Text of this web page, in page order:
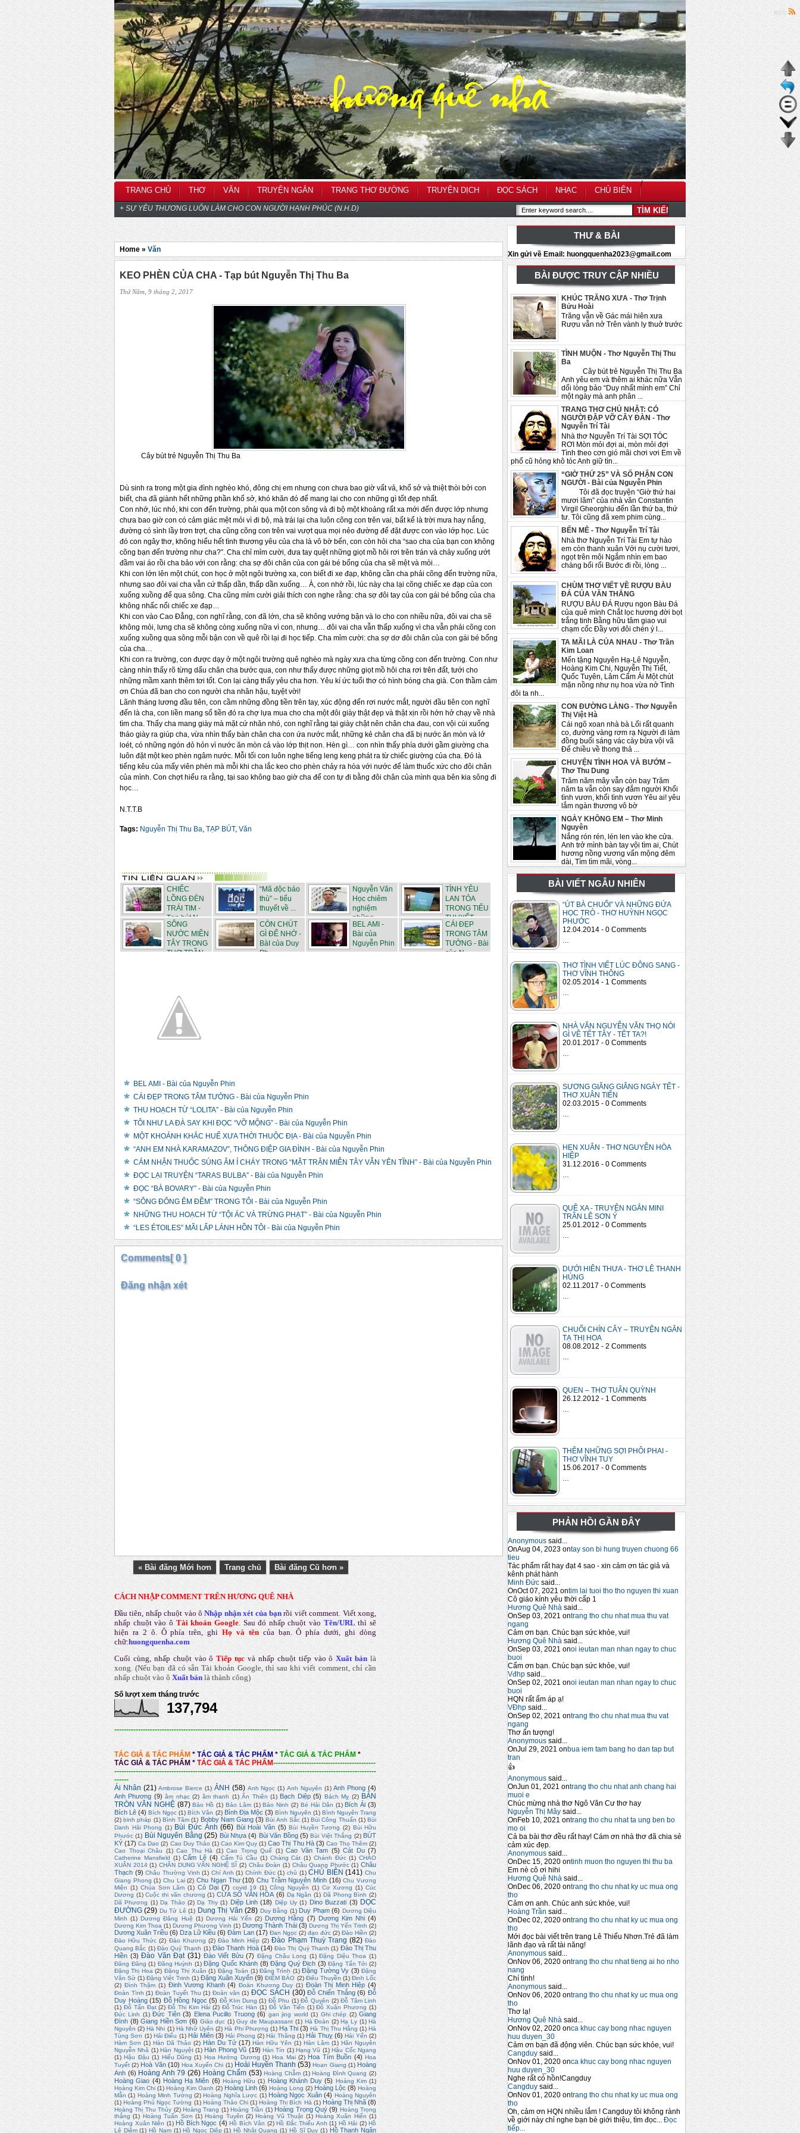
TRANG CHỦ THƠ VĂN TRUYỆN NGẮN TRANG THƠ ĐƯỜNG TRUYỆN DỊCH
/
ĐỌC SÁCH NHẠC CHỦ BIÊN
+ SỰ YÊU THƯƠNG LUÔN LÀM CHO CON NGƯỜI HẠNH PHÚC (N.H.D)
RSS
THƯ & BÀI
Xin gửi về Email: huongquenha2023@gmail.com
BÀI ĐƯỢC TRUY CẬP NHIỀU
KHÚC TRĂNG XƯA - Thơ Trịnh
Bửu Hoài
Trăng vẫn về Gác mái hiên xưa
Rượu vẫn nở Trên vành ly thuở trước
TÌNH MUỘN - Thơ Nguyễn Thị Thu
Ba
Cây bút trẻ Nguyễn Thị Thu Ba
Anh yêu em và thêm ai khác nữa Vẫn
dối lòng bảo “Duy nhất mình em” Chỉ
một ngày mà anh phân ...
TRANG THƠ CHỦ NHẬT: CÓ
NGƯỜI ĐẬP VỠ CÂY ĐÀN - Thơ
Nguyễn Trí Tài
Nhà thơ Nguyễn Trí Tài SỢI TÓC
RƠI Mòn mỏi đợi ai, mòn mỏi đợi
Tình theo cơn gió mãi chơi vơi Em về
phố cũ hỏng khô tóc Anh giữ tìn...
“GIỜ THỨ 25” VÀ SỐ PHẬN CON
NGƯỜI - Bài của Nguyễn Phin
Tôi đã đọc truyện “Giờ thứ hai
mươi lăm” của nhà văn Constantin
Virgil Gheorghiu đến lần thứ ba, thứ
tư. Tôi cũng đã xem phim cùng...
BẾN MÊ - Thơ Nguyễn Trí Tài
Nhà thơ Nguyễn Trí Tài Em tự hào
em còn thanh xuân Với nụ cười tươi,
ngọt trên môi Ngắm nhìn em bao
chàng bối rối Bước đi rồi, lòng ...
CHÙM THƠ VIẾT VỀ RƯỢU BÀU
ĐÁ CỦA VĂN THẮNG
RƯỢU BÀU ĐÁ Rượu ngon Bàu Đá
của quê mình Chắt lọc hương đời bọt
trắng tinh Bằng hữu tâm giao vui
chạm cốc Đầy vơi đôi chén ý l...
TA MÃI LÀ CỦA NHAU - Thơ Trần
Kim Loan
Mến tặng Nguyên Hạ-Lê Nguyễn,
Hoàng Kim Chi, Nguyễn Thị Tiết,
Quốc Tuyên, Lâm Cẩm Ái Một chút
mặn nồng như nụ hoa vừa nở Tình
đôi ta nh...
CON ĐƯỜNG LÀNG - Thơ Nguyễn
Thị Việt Hà
Cái ngõ xoan nhà bà Lối rất quanh
co, đường vàng rơm rạ Người đi làm
đồng buổi sáng vác cày bừa vội vã
Để chiều về thong thả ...
CHUYỆN TÌNH HOA VÀ BƯỚM –
Thơ Thu Dung
Trăm năm mây vẫn còn bay Trăm
năm ta vẫn còn say đắm người Khối
tình vươn, khối tình vươn Yêu ai! yêu
lắm ngàn thương vô bờ
NGÀY KHÔNG EM – Thơ Minh
Nguyên
Nắng rón rén, lén len vào khe cửa.
Anh trở mình bàn tay vội tìm ai, Chút
hương nồng vương vấn mộng đêm
dài, Tìm tìm mãi, vòng...
BÀI VIẾT NGẪU NHIÊN
“ÚT BÀ CHUỐI” VÀ NHỮNG ĐỨA
HỌC TRÒ - THƠ HUỲNH NGỌC
PHƯỚC
12.04.2014 - 0 Comments
THƠ TÌNH VIẾT LÚC ĐÔNG SANG -
THƠ VĨNH THÔNG
02.05.2014 - 1 Comments
NHÀ VĂN NGUYỄN VĂN THỌ NÓI
GÌ VỀ TẾT TÂY - TẾT TA?!
20.01.2017 - 0 Comments
SƯƠNG GIĂNG GIĂNG NGÀY TẾT -
THƠ XUÂN TIẾN
02.03.2015 - 0 Comments
HẸN XUÂN - THƠ NGUYỄN HÒA
HIỆP
31.12.2016 - 0 Comments
QUÊ XA - TRUYỆN NGẮN MINI
TRẦN LÊ SƠN Ý
25.01.2012 - 0 Comments
DƯỚI HIÊN THƯA - THƠ LÊ THANH
HÙNG
02.11.2017 - 0 Comments
CHUỐI CHÍN CÂY – TRUYỆN NGẮN
TẠ THỊ HOA
08.08.2012 - 2 Comments
QUEN – THƠ TUẤN QUỲNH
26.12.2012 - 1 Comments
THÊM NHỮNG SỢI PHÔI PHAI -
THƠ VĨNH TUY
15.06.2017 - 0 Comments
PHẢN HỒI GẦN ĐÂY
Anonymous said...
OnAug 04, 2023 ontay son bi hung truyen chuong 66
tieu
Tác phẩm rất hay đạt 4 sao - xin cảm ơn tác giả và
kênh phát hành
Minh Đức said...
OnOct 07, 2021 ontim lai tuoi tho tho nguyen thi xuan
Cô giáo kính yêu thời cấp 1
Hương Quê Nhà said...
OnSep 03, 2021 ontrang tho chu nhat mua thu vat
ngang
Cảm ơn bạn. Chúc bạn sức khỏe, vui!
Hương Quê Nhà said...
OnSep 03, 2021 onoi ieutan man nhan ngay to chuc
buoi
Cẩm ơn bạn. Chúc bạn sức khỏe, vui!
Vđhp said...
OnSep 02, 2021 onoi ieutan man nhan ngay to chuc
buoi
HQN rất ấm áp ạ!
VĐhp said...
OnSep 02, 2021 ontrang tho chu nhat mua thu vat
ngang
Thơ ấn tượng!
Anonymous said...
OnJul 29, 2021 onbua iem tam bang ho dan tap but
tran
👍
Anonymous said...
OnJun 01, 2021 ontrang tho chu nhat anh chang hai
muoi e
Chúc mừng nhà thơ Ngô Văn Cư thơ hay
Nguyễn Thị Mây said...
OnFeb 10, 2021 ontrang tho chu nhat ta ung ben bo
mo oi
Cả ba bài thơ đều rất hay! Cám ơn nhà thơ đã chia sẻ
cảm xúc đẹp.
Anonymous said...
OnDec 15, 2020 ontinh muon tho nguyen thi thu ba
Em nè cô ơi hihi
Hương Quê Nhà said...
OnDec 06, 2020 ontrang tho chu nhat ky uc mua ong
tho
Cảm ơn anh. Chúc anh sức khỏe, vui!
Hoàng Trần said...
OnDec 02, 2020 ontrang tho chu nhat ky uc mua ong
tho
Mới đọc bài viết trên trang Lê Thiếu Nhơn.Trẻ đã làm
lãnh đạo và rất tài năng!
Anonymous said...
OnNov 06, 2020 ontrang tho chu nhat tieng ai ho nho
nang
Chí tình!
Anonymous said...
OnNov 06, 2020 ontrang tho chu nhat ky uc mua ong
tho
Thơ lạ!
Hương Quê Nhà said...
OnNov 02, 2020 onca khuc cay bong nhac nguyen
huu duyen_30
Cảm ơn bạn đã động viên. Chúc bạn sức khỏe, vui!
Cangduy said...
OnNov 01, 2020 onca khuc cay bong nhac nguyen
huu duyen_30
Nghe rất có hồn!Cangduy
Cangduy said...
OnNov 01, 2020 ontrang tho chu nhat ky uc mua ong
tho
Oh, cảm ơn HQN nhiều lắm ! Cangduy tôi không rành
về giới này chỉ nghe bạn bè giới thiệu, tìm đọc... Đọc
tiếp...
Home » Văn
KEO PHÈN CỦA CHA - Tạp bút Nguyễn Thị Thu Ba
Thứ Năm, 9 tháng 2, 2017
Cây bút trẻ Nguyễn Thị Thu Ba
Dù sinh ra trong một gia đình nghèo khó, đông chị em nhưng con chưa bao giờ vất vả, khổ sở và thiệt thòi bởi con
biết, cha đã giành hết những phần khổ sở, khó khăn đó để mang lại cho con những gì tốt đẹp nhất.
Con nhớ, lúc nhỏ, khi con đến trường, phải qua một con sông và đi bộ một khoảng rất xa mới đến được lớp nhưng
chưa bao giờ con có cảm giác mệt mỏi vì đi bộ, mà trái lại cha luôn cõng con trên vai, bất kể là trời mưa hay nắng,
đường có sình lầy trơn trợt, cha cũng cõng con trên vai vượt qua mọi nẻo đường để đặt được con vào lớp học. Lúc
đó con ngây thơ, không hiểu hết tình thương yêu của cha là vô bờ bến, con còn hỏi cha “sao cha của bạn con không
cõng bạn đến trường như cha?”. Cha chỉ mỉm cười, đưa tay quệt những giọt mồ hôi rơi trên trán và chảy xuống ướt
đầm vai áo rồi cha bảo với con rằng: cha sợ đôi chân của con gái bé bổng của cha sẽ mệt và mỏi…
Khi con lớn lên một chút, con học ở một ngôi trường xa, con biết đi xe đạp, không cần cha phải cõng đến trường nữa,
nhưng sao đôi vai cha vẫn cứ thấp dần, thấp dần xuống… À, con nhớ rồi, lúc này cha lại cõng chiếc xe đạp của con
xuống xuồng để qua sông. Cha cũng mỉm cười giải thích con nghe rằng: cha sợ đôi tay của con gái bé bổng của cha
không nhấc nổi chiếc xe đạp…
Khi con vào Cao Đẳng, con nghĩ rằng, con đã lớn, cha sẽ không vướng bận và lo cho con nhiều nữa, đôi vai cha sẽ
không mỏi, lưng cha sẽ không còng xuống nữa vì con, nhưng… đôi vai cha vẫn thấp xuống vì cha vẫn phải cõng con
xuống xuồng qua sông mỗi bận con về quê rồi lại đi học tiếp. Cha mỉm cười: cha sợ dơ đôi chân của con gái bé bổng
của cha…
Khi con ra trường, con được dạy ở một ngôi trường quê nghèo mà ngày xưa cha từng cõng con đến trường. Con như
càng nhìn thấy rõ từng dấu chân cha bước qua, con như thấy được những giọt mồ hôi cha rơi trên đất, tưới cho
những mầm xanh thêm tơi tốt. Con lại càng thấy yêu cha hơn. Yêu kí ức tuổi thơ có hình bóng cha già. Con thầm cảm
ơn Chúa đã ban cho con người cha nhân hậu, tuyệt vời!
Lãnh tháng lương đầu tiên, con cầm những đồng tiền trên tay, xúc động đến rơi nước mắt, người đầu tiên con nghĩ
đến là cha, con liền mang số tiền đó ra chợ lựa mua cho cha một đôi giày thật đẹp và thật xịn rồi hớn hở chạy về nhà
tìm cha. Thấy cha mang giày mà mặt cứ nhăn nhó, con nghĩ rằng tại giày chật nên chân cha đau, con vội cúi xuống
tháo giày ra giúp cha, vừa nhìn thấy bàn chân cha con ứa nước mắt, những kẻ chân cha đã bị nước ăn mòn và lở
loét, có những ngón đỏ hỏn vì nước ăn mòn cả vào lớp thịt non. Hèn gì… con nhìn thấy phía dưới gầm giường cha
luôn đặt một keo phèn ngâm nước. Mỗi tối con luôn nghe tiếng leng keng phát ra từ chiếc giường của cha. Đó là
tiếng kêu của mấy viên phèn mà mỗi khi cha lắc keo cho phèn chảy ra hòa với nước để làm thuốc xức cho đôi chân
của mình. Con chợt hiểu ra rằng, tại sao không bao giờ cha để con tự đi bằng đôi chân của mình qua bên kia sông đi
học…
N.T.T.B
Tags: Nguyễn Thị Thu Ba, TẠP BÚT, Văn
CHIẾC
LỒNG ĐÈN
TRÁI TIM -
Tạp bút N...
“Mã độc báo
thù” – tiểu
thuyết về ...
Nguyễn Văn
Học chiêm
nghiệm
những ...
TÌNH YÊU
LAN TỎA
TRONG TIỂU
THUYẾT ...
SÔNG
NƯỚC MIỀN
TÂY TRONG
THƠ TRẦN
CÒN CHÚT
GÌ ĐỂ NHỚ -
BàI của Duy
Ph...
BEL AMI -
Bài của
Nguyễn Phin
CÁI ĐẸP
TRONG TÂM
TƯỞNG - Bài
của N...
BEL AMI - Bài của Nguyễn Phin
CÁI ĐẸP TRONG TÂM TƯỞNG - Bài của Nguyễn Phin
THU HOẠCH TỪ “LOLITA” - Bài của Nguyễn Phin
TÔI NHƯ LA ĐÀ SAY KHI ĐỌC “VỠ MỘNG” - Bài của Nguyễn Phin
MỘT KHOẢNH KHẮC HUẾ XƯA THỜI THUỘC ĐỊA - Bài của Nguyễn Phin
“ANH EM NHÀ KARAMAZOV”, THÔNG ĐIỆP GIA ĐÌNH - Bài của Nguyễn Phin
CẢM NHẬN THUỐC SÚNG ÂM Ỉ CHÁY TRONG “MẶT TRẬN MIỄN TÂY VẪN YÊN TĨNH” - Bài của Nguyễn Phin
ĐỌC LẠI TRUYỆN “TARAS BULBA” - Bài của Nguyễn Phin
ĐỌC “BÀ BOVARY” - Bài của Nguyễn Phin
“SÔNG ĐÔNG ÊM ĐỀM” TRONG TÔI - Bài của Nguyễn Phin
NHỮNG THU HOẠCH TỪ “TỘI ÁC VÀ TRỪNG PHẠT” - Bài của Nguyễn Phin
“LES ÉTOILES” MÃI LẤP LÁNH HỒN TÔI - Bài của Nguyễn Phin
Comments[ 0 ]
Đăng nhận xét
« Bài đăng Mới hơn Trang chủ Bài đăng Cũ hơn »
CÁCH NHẬP COMMENT TRÊN HƯƠNG QUÊ NHÀ
Đầu tiên, nhấp chuột vào ô Nhập nhận xét của bạn rồi viết comment. Viết xong,
nhấp chuột vào ô Tài khoản Google. Sau đó nhấp chuột vào Tên/URL thì sẽ
hiện ra 2 ô. Ô phía trên, ghiHọ và tên của bạn. Ô phía dưới, ghi dòng
chữ:huongquenha.com
Cuối cùng, nhấp chuột vào ô Tiếp tục và nhấp chuột tiếp vào ôXuất bản là
xong.(Nếu bạn đã có sẵn Tài khoản Google, thì sau khi viết comment, chỉ cần
nhấp chuột vào ôXuất bản là thành công)
Số lượt xem tháng trước
137,794
-------------------------------------------------------------------------
TÁC GIẢ & TÁC PHẨM * TÁC GIẢ & TÁC PHẨM* TÁC GIẢ & TÁC PHẨM *
TÁC GIẢ & TÁC PHẨM * TÁC GIẢ & TÁC PHẨM-------------------------------------------
--------------------------------------------------------------------------------------------------------------
------
Ái Nhân (21) Ambrose Bierce (1) ẢNH (58) Anh Ngọc (1) Anh Nguyên (1) Anh Phong (4)
Anh Phương (9) âm nhạc (2) âm thanh (1) Ân Thiên (1) Bạch Diệp (5) Bách Mỵ (2) BÀN
TRÒN VĂN NGHỆ (87) Bảo Hồ (1) Bảo Lâm (1) Bảo Ninh (2) Bé Hải Dân (1) Bích Ái (3)
Bích Lê (4) Bích Ngọc (1) Bích Vân (2) Bình Địa Mộc (3) Bình Nguyên (1) Bình Nguyên Trang
(2) binh pháp (1) Bình Tâm (1) Bobby Nam Giang (3) Bùi Anh Sắc (1) Bùi Công Thuấn (1) Bùi
Danh Hải Phong (1) Bùi Đức Ánh (66) Bùi Hoài Vân (5) Bùi Huyền Tương (2) Bùi Hữu
Phước (1) Bùi Nguyên Bằng (25) Bùi Nhựa (4) Bùi Văn Bồng (5) Bùi Việt Thắng (2) BÚT
KÝ (17) Ca Dao (2) Cao Duy Thảo (1) Cao Kim Quy (1) Cao Thị Thu Hà (3) Cao Thọ Thêm (2)
Cao Thoại Châu
(1) Cao Thu Hà (1) Cao Trọng Quế (1) Cao Văn Tam (5) Cát Du (7)
Catherine Mansfield (1) Cẩm Lệ (4) Cẩm Tú Cầu (1) Chàng Cát (1) Chánh Đức (1) CHÀO
XUÂN 2014 (1) CHÂN DUNG VĂN NGHỆ SĨ (2) Châu Đoàn (1) Châu Quang Phước (1) Châu
Thạch (9) Châu Thường Vinh (1) Chí Anh (1) Chính Đức (1) chủ (1) CHỦ BIÊN (141) Chu
Giang Phong (1) Chu Lai (2) Chu Ngạn Thư (10) Chu Trầm Nguyên Minh (16) Chu Vương
Miện (1) Chúa Sơn Lâm (1) Cỏ Dại (7) covid 19 (1) Công Nguyễn (1) Cơ Xương (1) Cúc
Dương (1) Cuộc thi văn chương (1) CỬA SỔ VĂN HÓA (6) Dạ Ngân (1) Dã Phong Bình (2)
Dã Phương (1) Dạ Thảo (2) Dạ Thy (1) Diệp Linh (18) Diệp Uy (1) Dino Buzzati (3) DỌC
ĐƯỜNG (29) Du Tử Lê (1) Dung Thị Vân (28) Duy Bằng (1) Duy Phạm (6) Dương Diệu
Minh (1) Dương Đăng Huệ (1) Dương Hải Yến (2) Dương Hằng (7) Dương Kim Nhi (4)
Dương Kim Thoa (1) Dương Phương Vinh (1) Dương Thành Thái (3) Dương Thị Yến Trinh (2)
Dương Xuân Triều (6) Dzạ Lữ Kiều (6) Đàm Lan (17) Đan Ngọc (2) đạo đức (2) Đào Hiền (2)
Đào Hữu Thức (2) Đào Khương (2) Đào Minh Hiệp (2) Đào Phạm Thuỳ Trang (82) Đào
Quang Bắc (1) Đào Quý Thạnh (1) Đào Thanh Hoà (14) Đào Thị Quý Thanh (1) Đào Thị Thu
Hiền (3) Đào Văn Đạt (31) Đào Viết Bửu (7) Đặng Châu Long (1) Đặng Diệu Thoa (1)
Đăng Đăng (1) Đăng Huỳnh (1) Đặng Quốc Khánh (8) Đặng Quý Địch (3) Đặng Tấn Tới (2)
Đặng Thị Hoa (2) Đặng Thị Xuân (1) Đặng Toán (1) Đăng Trình (1) Đặng Tường Vy (3) Đặng
Văn Sử (1) Đặng Việt Trinh (1) Đặng Xuân Xuyến (9) ĐIỂM BÁO (2) Điêu Thuyền (1) Đinh Lốc
(2) Đình Thậm (1) Đinh Vương Khanh (4) Đoàn Khương Duy (1) Đoàn Thị Minh Hiệp (4)
Đoàn Tình (1) Đoàn Tuyết Thu (1) Đoản văn (1) ĐỌC SÁCH (30) Đỗ Chiến Thắng (6) Đỗ
Duy Hoàng (15) Đỗ Hồng Ngọc (5) Đỗ KIm Dung (1) Đỗ Phu (1) Đỗ Quyên (2) Đỗ Tâm Linh
(1) Đỗ Tấn Đạt (2) Đỗ Thị Kim Hải (2) Đỗ Trúc Hàn (1) Đỗ Văn Tiến (1) Đỗ Xuân Phương (1)
Đức Linh (1) Đức Tiên (3) Elena Pucillo Truong (6) gan jing world (1) Ghi chép (2) Giang
Đình (8) Giang Hiền Sơn (6) Giáo dục (1) Guy de Maupassant (1) Hà Đoàn (2) Hạ Ly (1) Hà
Nguyên (2) Hà Nhi (1) Hà Nhữ Uyên (2) Hà Phi Phượng (1) Hạ Thi (3) Hà Thị Thu Hằng (1) Hà
Tùng Sơn (1) Hải Điểu (1) Hải Miên (3) Hải Phong (2) Hải Thăng (1) Hải Thuỵ (6) Hải Yến (2)
Hàm Sơn (1) Hàn Dã Thảo (2) Hàn Du Tử (17) Hàn Hữu Yên (1) Hàn Lâm (1) Hãn Nguyên
Nguyễn Nhã (1) Hàn Nguyệt (1) Hàn Phong Vũ (19) Hàn Tín (1) Hạng Vũ (1) Hậu Cốc Ngang
(1) Hậu Đậu (1) Hiếu Dũng (1) Hoa Hướng Dương (1) Hoa Mai (2) Hoa Tím Buồn (4) Hoa
Tuyết (2) Hoà Văn (10) Hoa Xuyến Chi (1) Hoài Huyền Thanh (53) Hoan Giang (1) Hoàng
Anh (6) Hoàng Anh 79 (26) Hoàng Chẩm (53) Hoàng Chẫm (1) Hoàng Đình Quang (2)
Hoàng Giao (4) Hoàng Hạ Miên (6) Hoàng Hữu (1) Hoàng Khánh Duy (5) Hoàng Kim (1)
Hoàng Kim Chi (1) Hoàng Kim Oanh (2) Hoàng Linh (6) Hoàng Long (2) Hoàng Lộc (8) Hoàng
Mẫn (1) Hoàng Minh Tường (2) Hoàng Nghĩa Lược (1) Hoàng Ngọc Xuân (4) Hoàng Nguyên
(1) Hoàng Phủ Ngọc Tường (1) Hoàng Thảo Chi (1) Hoàng Thị Bích Hà (1) Hoàng Thị Nhã (8)
Hoàng Thị Thu Thủy (2) Hoàng Trang (1) Hoàng Trần (1) Hoàng Trọng Quý (9) Hoàng Trọng
thắng (1) Hoàng Tuấn Sơn (1) Hoàng Tuyên (2) Hoàng Vũ Thuật (1) Hoàng Xuân Hiến (1)
Hoàng Xuân Niên (1) Hồ Bích Ngọc (4) Hồ Bích Vân (2) Hồ Đắc Thiếu Anh (1) Hồ Hải (2) Hồ
Lê Diêm (1) Hồ Nam (1) Hồ Ngọc Diệp (1) Hồ Nhật Quang (1) Hồ Sĩ Duy (1) Hồ Thanh Ngân